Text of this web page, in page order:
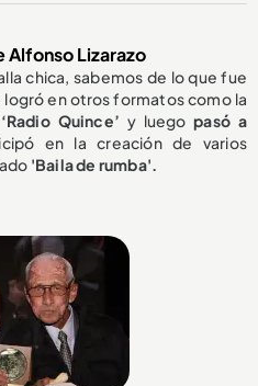
Alfonso Lizarazo
chica, sabemos de lo que fue
logró en otros formatos como la
Quince’ y luegopasó a
en la creación de varios
'Baila de rumba'.